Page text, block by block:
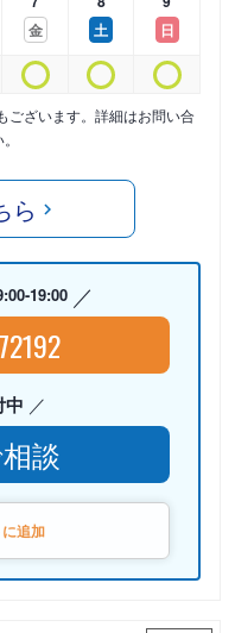
金
土
日
ございます。詳細はお問い合
ら
19:00
中
談
追加